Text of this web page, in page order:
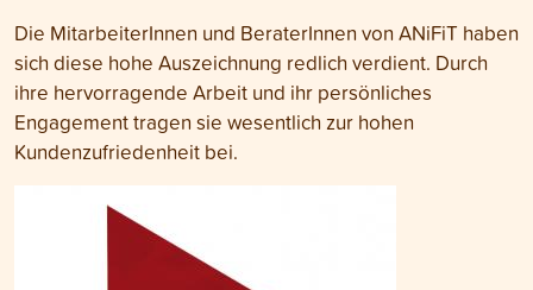
Die MitarbeiterInnen und BeraterInnen von ANiFiT haben
sich diese hohe Auszeichnung redlich verdient. Durch
ihre hervorragende Arbeit und ihr persönliches
Engagement tragen sie wesentlich zur hohen
Kundenzufriedenheit bei.